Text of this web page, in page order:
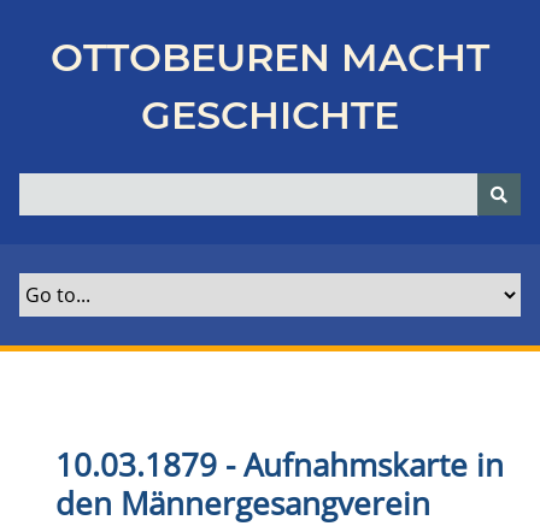
p
OTTOBEUREN MACHT
GESCHICHTE
10.03.1879 - Aufnahmskarte in
den Männergesangverein